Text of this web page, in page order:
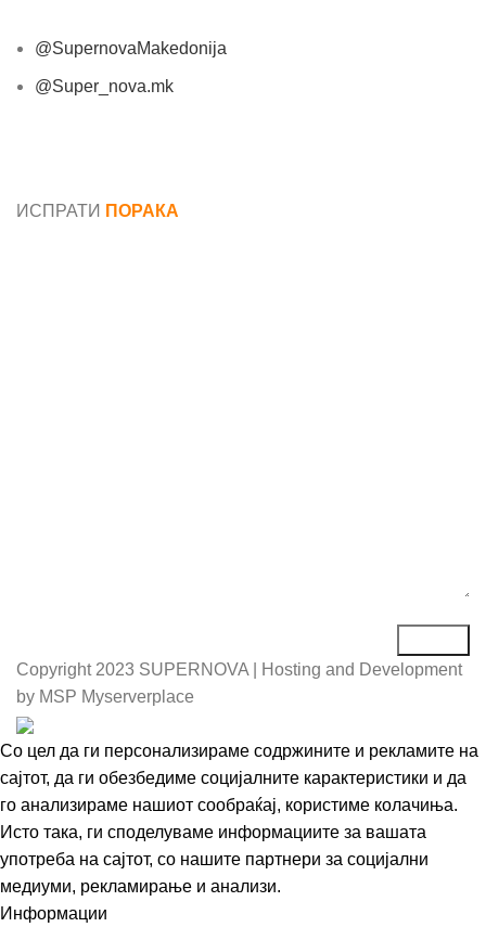
@SupernovaMakedonija
@Super_nova.mk
ИСПРАТИ ПОРАКА
Copyright 2023 SUPERNOVA | Hosting and Development
by MSP Myserverplace
Со цел да ги персонализираме содржините и рекламите на
сајтот, да ги обезбедиме социјалните карактеристики и да
го анализираме нашиот сообраќај, користиме колачиња.
Исто така, ги споделуваме информациите за вашата
употреба на сајтот, со нашите партнери за социјални
медиуми, рекламирање и анализи.
Информации